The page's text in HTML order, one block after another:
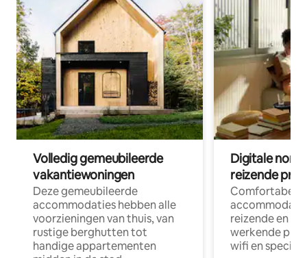
Volledig gemeubileerde
vakantiewoningen
Deze gemeubileerde
accommodaties hebben alle
voorzieningen van thuis, van
rustige berghutten tot
handige appartementen
Digitale
reizende
Comfortabele
reizende en
werkende
wifi en